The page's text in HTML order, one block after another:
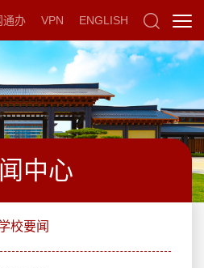
通办 VPN ENGLISH
中心
校要闻